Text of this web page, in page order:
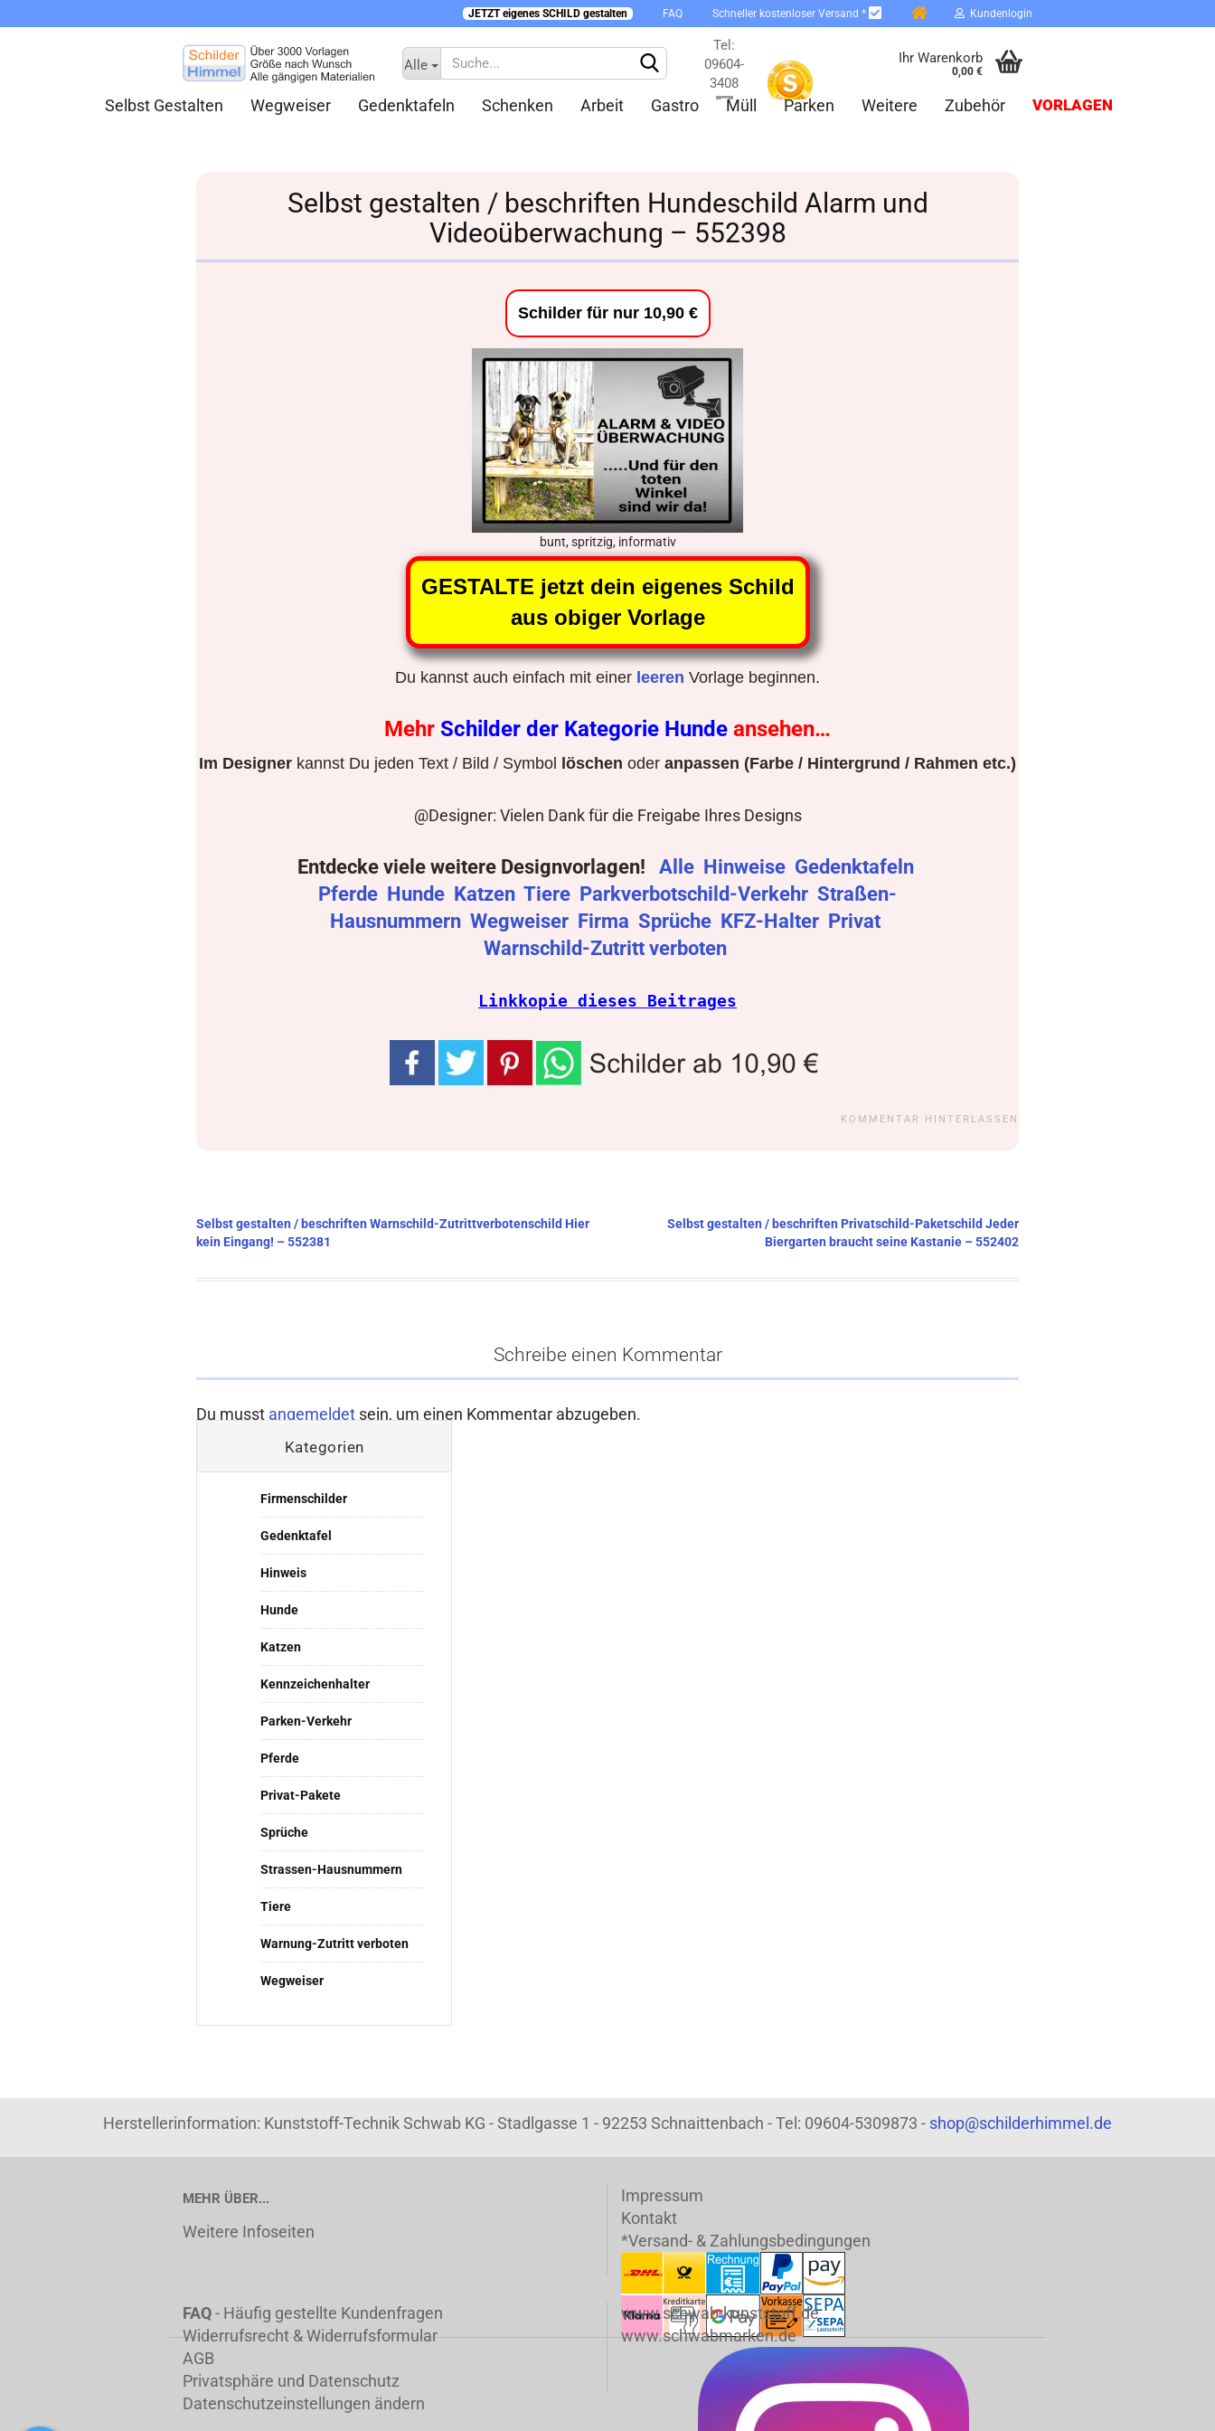
JETZT eigenes SCHILD gestalten FAQ Schneller kostenloser Versand * Kundenlogin
Konto erstellen
Alle
Tel:
09604-
3408
Ihr Warenkorb
0,00 €
Selbst Gestalten Wegweiser Gedenktafeln Schenken Arbeit Gastro Müll Parken Weitere Zubehör VORLAGEN
Selbst gestalten / beschriften Hundeschild Alarm und
Videoüberwachung – 552398
Schilder für nur 10,90 €
bunt, spritzig, informativ
GESTALTE jetzt dein eigenes Schild
aus obiger Vorlage
Du kannst auch einfach mit einer leeren Vorlage beginnen.
Mehr Schilder der Kategorie Hunde ansehen…
Im Designer kannst Du jeden Text / Bild / Symbol löschen oder anpassen (Farbe / Hintergrund / Rahmen etc.)
@Designer: Vielen Dank für die Freigabe Ihres Designs
Entdecke viele weitere Designvorlagen! Alle Hinweise Gedenktafeln
Pferde Hunde Katzen Tiere Parkverbotschild-Verkehr Straßen-
Hausnummern Wegweiser Firma Sprüche KFZ-Halter Privat
Warnschild-Zutritt verboten
Linkkopie dieses Beitrages
KOMMENTAR HINTERLASSEN
Beitragsnavigation
Selbst gestalten / beschriften Warnschild-Zutrittverbotenschild Hier
kein Eingang! – 552381
Selbst gestalten / beschriften Privatschild-Paketschild Jeder
Biergarten braucht seine Kastanie – 552402
Schreibe einen Kommentar
Du musst angemeldet sein, um einen Kommentar abzugeben.
Kategorien
Firmenschilder
Gedenktafel
Hinweis
Hunde
Katzen
Kennzeichenhalter
Parken-Verkehr
Pferde
Privat-Pakete
Sprüche
Strassen-Hausnummern
Tiere
Warnung-Zutritt verboten
Wegweiser
Herstellerinformation: Kunststoff-Technik Schwab KG - Stadlgasse 1 - 92253 Schnaittenbach - Tel: 09604-5309873 - shop@schilderhimmel.de
MEHR ÜBER...
Weitere Infoseiten
Impressum
Kontakt
*Versand- & Zahlungsbedingungen
FAQ- Häufig gestellte Kundenfragen
Widerrufsrecht & Widerrufsformular
AGB
Privatsphäre und Datenschutz
Datenschutzeinstellungen ändern
www.schwab-kunststoff.de
www.schwabmarken.de